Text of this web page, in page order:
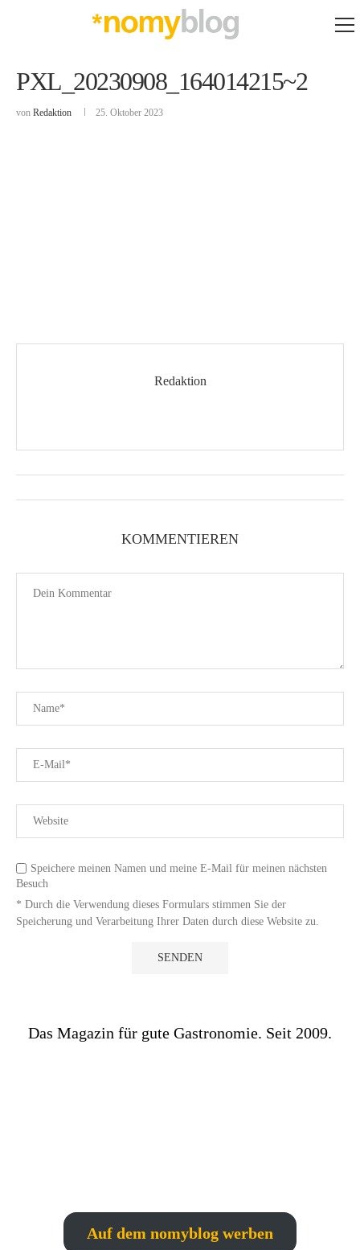
PXL_20230908_164014215~2
von Redaktion 25. Oktober 2023
Redaktion
KOMMENTIEREN
Speichere meinen Namen und meine E-Mail für meinen nächsten
Besuch
* Durch die Verwendung dieses Formulars stimmen Sie der
Speicherung und Verarbeitung Ihrer Daten durch diese Website zu.
Das Magazin für gute Gastronomie. Seit 2009.
Auf dem nomyblog werben